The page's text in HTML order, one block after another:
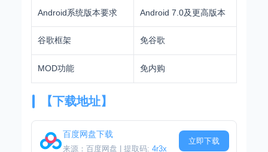
Android系统版本要求 Android 7.0及更高版本
谷歌框架 免谷歌
MOD功能 免内购
【下载地址】
百度网盘下载
来源：百度网盘 | 提取码: 4r3x
立即下载